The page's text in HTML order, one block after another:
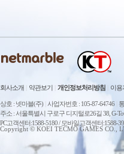
회사소개 약관보기 개인정보처리방침 이용
상호 : 넷마블(주) 사업자번호 : 105-87-64746
주소 : 서울특별시 구로구 디지털로26길 38, G-
PC고객센터:1588-5180 / 모바일고객센터:1588-
Copyright © KOEI TECMO GAMES CO.,